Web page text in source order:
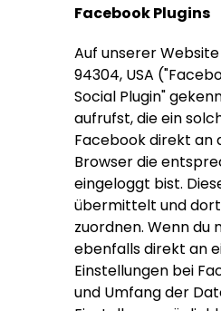
Facebook Plugins
Auf unserer
94304, USA
Social Plugin"
aufrufst, die ein
Facebook direkt an
Browser die
eingeloggt bist.
übermittelt und dort
zuordnen. Wenn
ebenfalls direkt an
Einstellungen bei
und Umfang der